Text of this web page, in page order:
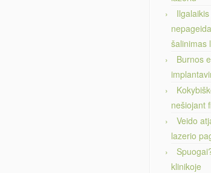
šalinimas
Burnos
nešiojant
Veido
lazerio
klinikoje